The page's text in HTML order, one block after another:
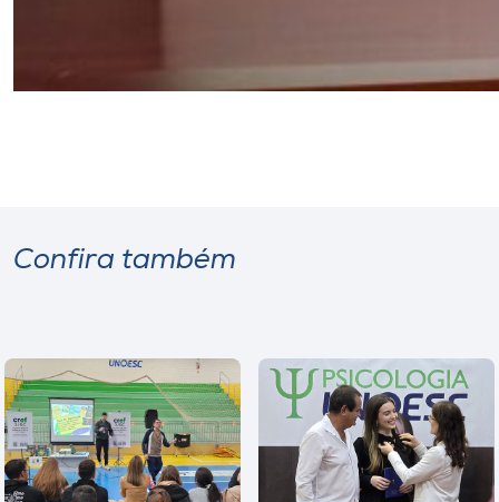
Confira também